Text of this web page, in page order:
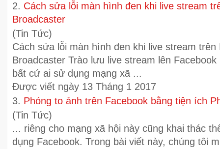
2. Cách sửa lỗi màn hình đen khi live stream
Broadcaster
(Tin Tức)
Cách sửa lỗi màn hình đen khi live stream trên
Broadcaster Trào lưu live stream lên
bất cứ ai sử dụng mạng xã ...
Được viết ngày 13 Tháng 1 2017
3. Phóng to ảnh trên Facebook bằng tiện ích
(Tin Tức)
... riêng cho mạng xã hội này cũng khai thác
dụng Facebook. Trong bài viết này, chúng tôi